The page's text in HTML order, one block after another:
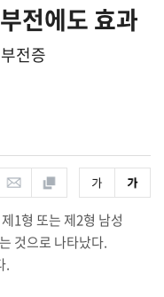
전에도 효과
전증
1형 또는 제2형 남성
것으로 나타났다.
.